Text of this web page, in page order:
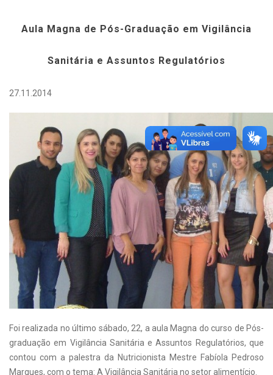
Aula Magna de Pós-Graduação em Vigilância
Sanitária e Assuntos Regulatórios
27.11.2014
Foi realizada no último sábado, 22, a aula Magna do curso de Pós-
graduação em Vigilância Sanitária e Assuntos Regulatórios, que
contou com a palestra da Nutricionista Mestre Fabíola Pedroso
Marques, com o tema: A Vigilância Sanitária no setor alimentício.